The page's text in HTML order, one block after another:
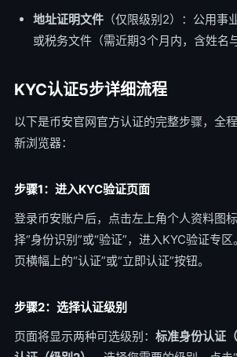
地址证明文件 （仅限级别2）：公用事
或税务文件（需近期3个月内，含姓名
KYC认证5步详细流程
以下是币安官网官方认证的完整步骤，全
新浏览器：
步骤1：进入KYC验证页面
登录币安账户后，点击左上角个人资料图
择“身份识别”或“验证”，进入KYC验证专
页横幅上的“认证”或“立即认证”按钮。
步骤2：选择认证级别
页面将显示两种可选级别： 标准身份认证（